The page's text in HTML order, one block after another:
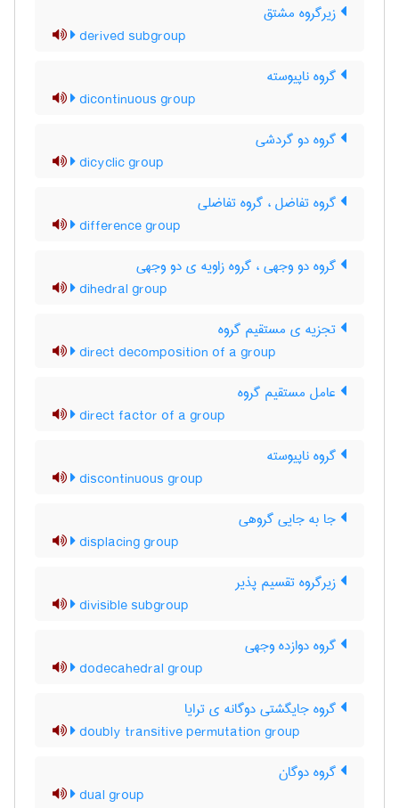
زیرگروه مشتق
derived subgroup
گروه ناپیوسته
dicontinuous group
گروه دو گردشی
dicyclic group
گروه تفاضل ، گروه تفاضلی
difference group
گروه دو وجهی ، گروه زاویه ی دو وجهی
dihedral group
تجزیه ی مستقیم گروه
direct decomposition of a group
عامل مستقیم گروه
direct factor of a group
گروه ناپیوسته
discontinuous group
جا به جایی گروهی
displacing group
زیرگروه تقسیم پذیر
divisible subgroup
گروه دوازده وجهی
dodecahedral group
گروه جایگشتی دوگانه ی ترایا
doubly transitive permutation group
گروه دوگان
dual group